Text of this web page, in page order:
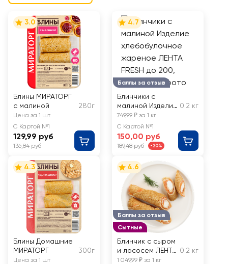
3.0
Блины МИРАТОРГ
с малиной
280г
Цена за 1 шт
С Картой №1
129,99 руб
136,84 руб
Баллы за отзыв
4.7
Блинчики с
малиной Изделие
хлебобулочное
жареное ЛЕНТА
FRESH до 200
0.2 кг
749,99 ₽ за 1 кг
С Картой №1
150,00 руб
189,48 руб -20%
4.3
Блины Домашние
МИРАТОРГ
300г
Цена за 1 шт
Баллы за отзыв
Сытные
4.6
Блинчик с сыром
и лососем ЛЕНТА
FRESH, весовой
0.2 кг
1 049,99 ₽ за 1 кг